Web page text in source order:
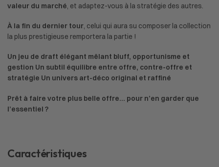
valeur du marché , et adaptez-vous à la stratégie des autres.
À la fin du dernier tour, celui qui aura su composer la collection
la plus prestigieuse remportera la partie !
Un jeu de draft élégant mêlant bluff, opportunisme et
gestion Un subtil équilibre entre offre, contre-offre et
stratégie Un univers art-déco original et raffiné
Prêt à faire votre plus belle offre… pour n’en garder que
l’essentiel ?
Caractéristiques